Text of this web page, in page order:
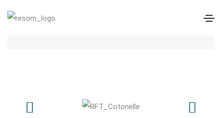
RTF Cotonelle – Molde Bifacial – 12 + 12